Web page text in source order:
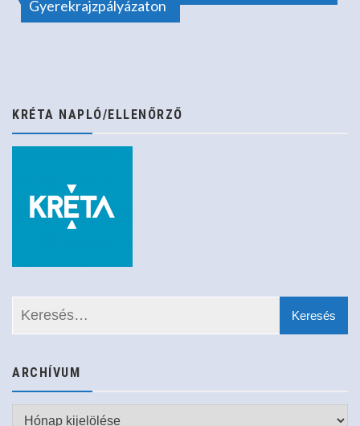
navigáció
Gyerekrajzpályázaton
KRÉTA NAPLÓ/ELLENŐRZŐ
ARCHÍVUM
Archívum